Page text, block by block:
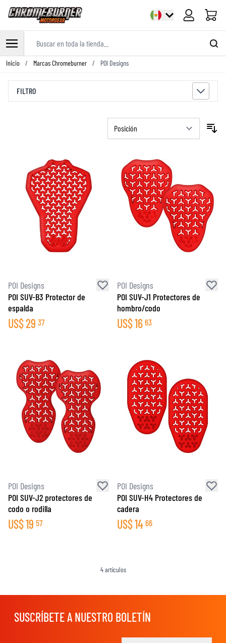
Ir al contenido
Inicio / Marcas Chromeburner / POI Designs
FILTRO
POI Designs
POI SUV-B3 Protector de
espalda
US$29 37
POI Designs
POI SUV-J1 Protectores de
hombro/codo
US$16 63
POI Designs
POI SUV-J2 protectores de
codo o rodilla
US$19 57
POI Designs
POI SUV-H4 Protectores de
cadera
US$14 66
4artículos
SUSCRÍBETE A NUESTRO BOLETÍN